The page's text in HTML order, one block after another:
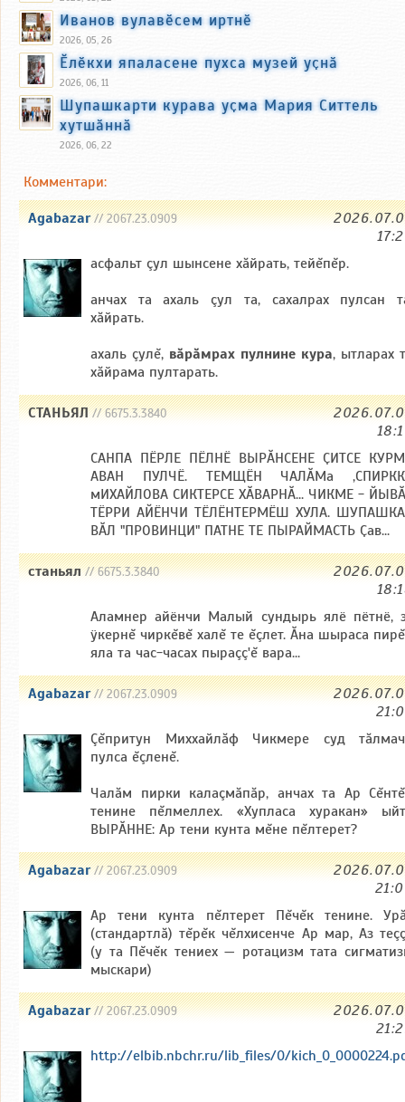
Иванов вулавӗсем иртнӗ
2026, 05, 26
Ӗлӗкхи япаласене пухса музей уҫнӑ
2026, 06, 11
Шупашкарти курава уҫма Мария Ситтель
хутшӑннӑ
2026, 06, 22
Комментари:
Agabazar// 2067.23.0909
асфальт çул шынсене хăйрать, тейĕпĕр.
анчах та ахаль çул та, сахалрах пулсан
хăйрать.
ахаль çулĕ, вăрăмрах пулнине кура, ытларах
хăйрама пултарать.
СТАНЬЯЛ// 6675.3.3840
САНПА ПЁРЛЕ ПЁЛНЁ ВЫРӐНСЕНЕ ҪИТСЕ
АВАН ПУЛЧЁ. ТЕМЩЁН ЧАЛӐМа
мИХАЙЛОВА СИКТЕРСЕ ХӐВАРНӐ... ЧИКМЕ -
ТЁРРИ АЙЁНЧИ ТЁЛЁНТЕРМЁШ ХУЛА.
ВӐЛ "ПРОВИНЦИ" ПАТНЕ ТЕ ПЫРАЙМАСТЬ Ҫав...
станьял// 6675.3.3840
Аламнер айёнчи Малый сундырь ялё пётнё,
ÿкернĕ чиркĕвĕ халĕ те ĕçлет. Ăна шыраса
яла та час-часах пыраçç'ĕ вара...
Agabazar// 2067.23.0909
Çĕпритун Миххайлăф Чикмере суд
пулса ĕçленĕ.
Чалăм пирки калаçмăпăр, анчах та Ар
тенине пĕлмеллех. «Хупласа хуракан»
ВЫРӐННЕ: Ар тени кунта мĕне пĕлтерет?
Agabazar// 2067.23.0909
Ар тени кунта пĕлтерет Пĕчĕк тенине.
(стандартлă) тĕрĕк чĕлхисенче Ар мар, Аз
(у та Пĕчĕк тениех — ротацизм тата
мыскари)
Agabazar// 2067.23.0909
http://elbib.nbchr.ru/lib_files/0/